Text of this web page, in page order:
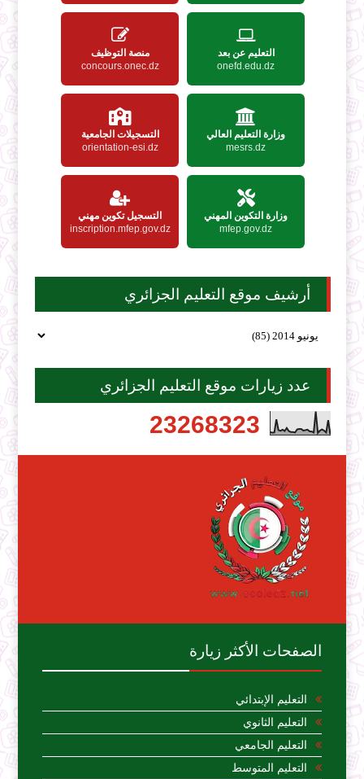
التعليم عن بعد
onefd.edu.dz
منصة التوظيف
concours.onec.dz
وزارة التعليم العالي
mesrs.dz
التسجيلات الجامعية
orientation-esi.dz
وزارة التكوين المهني
mfep.gov.dz
التسجيل تكوين مهني
inscription.mfep.gov.dz
أرشيف موقع التعليم الجزائري
عدد زيارات موقع التعليم الجزائري
23268323
الصفحات الأكثر زيارة
التعليم الإبتدائي
التعليم الثانوي
التعليم الجامعي
التعليم المتوسط